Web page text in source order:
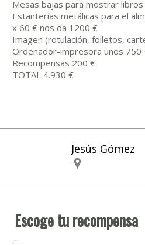
Mesas bajas para mostrar
Estanterías metálicas para el
x 60 € nos da 1200 €
Imagen (rotulación, folletos,
Ordenador-impresora unos 750
Recompensas 200 €
TOTAL 4.930 €
Jesús Gómez
Escoge tu recompensa